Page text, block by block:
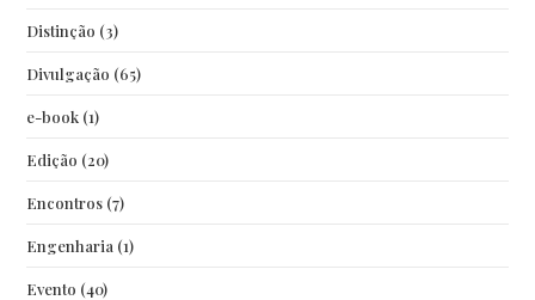
Distinção (3)
Divulgação (65)
e-book (1)
Edição (20)
Encontros (7)
Engenharia (1)
Evento (40)